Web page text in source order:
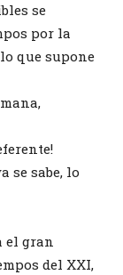
se
por la
que supone
se sabe, lo
el gran
del XXI,